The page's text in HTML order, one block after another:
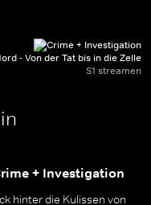
- Von der Tat bis in die Zelle
S1 streamen
+ Investigation
hinter die Kulissen von